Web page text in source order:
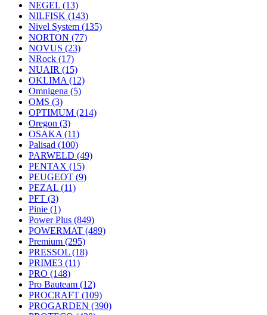
NEGEL (13)
NILFISK (143)
Nivel System (135)
NORTON (77)
NOVUS (23)
NRock (17)
NUAIR (15)
OKLIMA (12)
Omnigena (5)
OMS (3)
OPTIMUM (214)
Oregon (3)
OSAKA (11)
Palisad (100)
PARWELD (49)
PENTAX (15)
PEUGEOT (9)
PEZAL (11)
PFT (3)
Pinie (1)
Power Plus (849)
POWERMAT (489)
Premium (295)
PRESSOL (18)
PRIME3 (11)
PRO (148)
Pro Bauteam (12)
PROCRAFT (109)
PROGARDEN (390)